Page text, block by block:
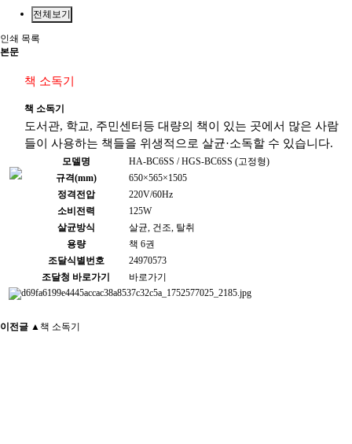
전체보기
인쇄 목록
본문
책 소독기
책 소독기
도서관, 학교, 주민센터등 대량의 책이 있는 곳에서 많은 사람
들이 사용하는 책들을 위생적으로 살균·소독할 수 있습니다.
모델명
HA-BC6SS / HGS-BC6SS (고정형)
규격(mm)
650×565×1505
정격전압
220V/60Hz
소비전력
125W
살균방식
살균, 건조, 탈취
용량
책 6권
조달식별번호
24970573
조달청 바로가기
바로가기
이전글 ▲ 책 소독기